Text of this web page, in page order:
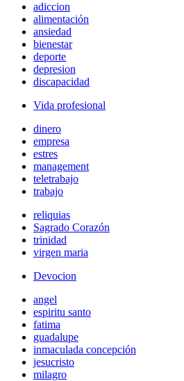
adiccion
alimentación
ansiedad
bienestar
deporte
depresion
discapacidad
Vida profesional
dinero
empresa
estres
management
teletrabajo
trabajo
reliquias
Sagrado Corazón
trinidad
virgen maria
Devocion
angel
espiritu santo
fatima
guadalupe
inmaculada concepción
jesucristo
milagro